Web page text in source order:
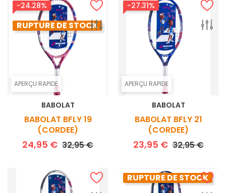
APERÇU RAPIDE
-24.28%
RUPTURE DE STOCK
BABOLAT
BABOLAT BFLY 19
(CORDEE)
24,95 € Prix de base
32,95 €Prix
APERÇU RAPIDE
-27.31%
BABOLAT
BABOLAT BFLY 21
(CORDEE)
23,95 € Prix de base
32,95 €Prix
RUPTURE DE STOCK